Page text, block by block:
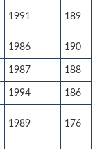
1991 189
1986 190
1987 188
1994 186
1989 176